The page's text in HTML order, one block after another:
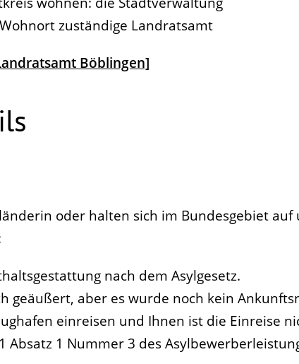
zuständige Landratsamt
Böblingen]
oder halten sich im Bundesgebiet
nach dem Asylgesetz.
geäußert, aber es wurde noch kein
einreisen und Ihnen ist die Einreise
Absatz 1 Nummer 3 des